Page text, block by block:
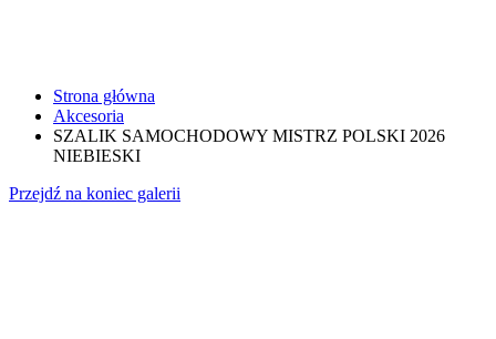
Strona główna
Akcesoria
SZALIK SAMOCHODOWY MISTRZ POLSKI 2026
NIEBIESKI
Przejdź na koniec galerii